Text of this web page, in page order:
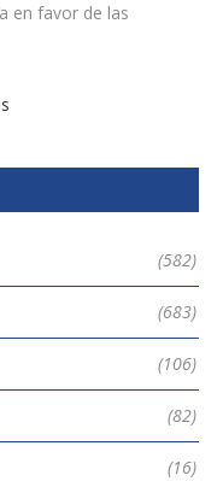
en favor de las
(582)
(683)
(106)
(82)
(16)